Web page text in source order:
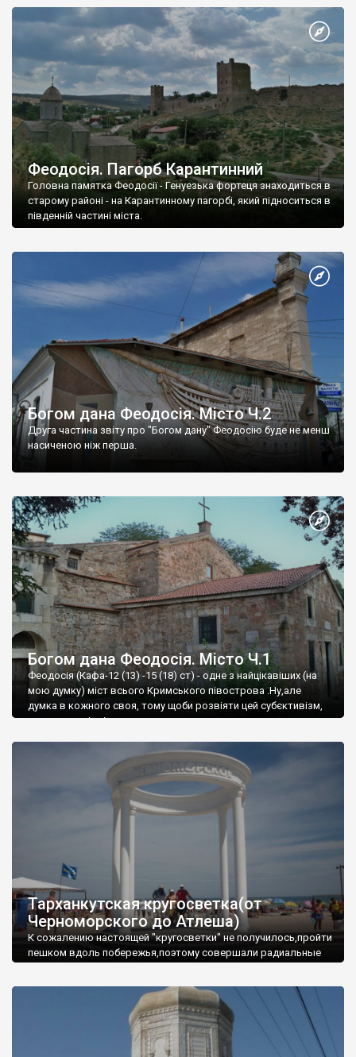
Феодосія. Пагорб Карантинний
Головна памятка Феодосії - Генуезька фортеця знаходиться в
старому районі - на Карантинному пагорбі, який підноситься в
південній частині міста.
Богом дана Феодосія. Місто Ч.2
Друга частина звіту про "Богом дану" Феодосію буде не менш
насиченою ніж перша.
Богом дана Феодосія. Місто Ч.1
Феодосія (Кафа-12 (13) -15 (18) ст) - одне з найцікавіших (на
мою думку) міст всього Кримського півострова .Ну,але
думка в кожного своя, тому щоби розвіяти цей субєктивізм,
запрошую відвідати це
Тарханкутская кругосветка(от
Черноморского до Атлеша)
К сожалению настоящей "кругосветки" не получилось,пройти
пешком вдоль побережья,поэтому совершали радиальные